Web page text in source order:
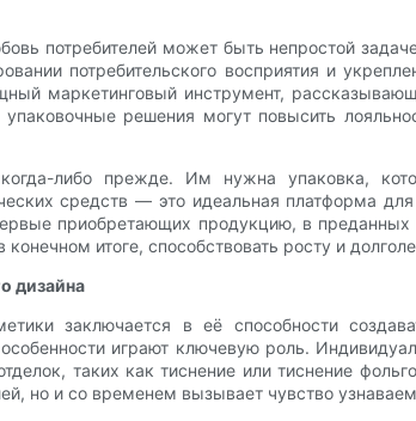
потребителей может быть непростой
потребительского восприятия и
маркетинговый инструмент,
решения могут повысить
либо прежде. Им нужна упаковка,
средств — это идеальная платформа
приобретающих продукцию, в
итоге, способствовать росту и
дизайна
заключается в её способности
играют ключевую роль.
таких как тиснение или тиснение
но и со временем вызывает чувство